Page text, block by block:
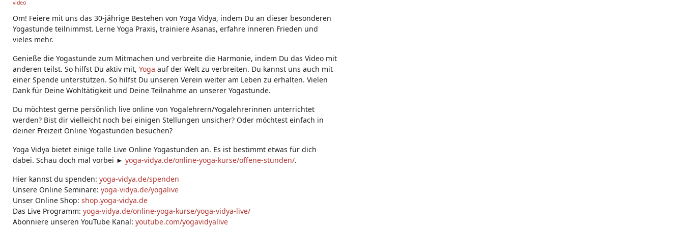
g
video
Om! Feiere mit uns das 30-jährige Bestehen von Yoga Vidya, indem Du an dieser besonderen
Yogastunde teilnimmst. Lerne Yoga Praxis, trainiere Asanas, erfahre inneren Frieden und
vieles mehr.
Genieße die Yogastunde zum Mitmachen und verbreite die Harmonie, indem Du das Video mit
anderen teilst. So hilfst Du aktiv mit, Yoga auf der Welt zu verbreiten. Du kannst uns auch mit
einer Spende unterstützen. So hilfst Du unseren Verein weiter am Leben zu erhalten. Vielen
Dank für Deine Wohltätigkeit und Deine Teilnahme an unserer Yogastunde.
Du möchtest gerne persönlich live online von Yogalehrern/Yogalehrerinnen unterrichtet
werden? Bist dir vielleicht noch bei einigen Stellungen unsicher? Oder möchtest einfach in
deiner Freizeit Online Yogastunden besuchen?
Yoga Vidya bietet einige tolle Live Online Yogastunden an. Es ist bestimmt etwas für dich
dabei. Schau doch mal vorbei ► yoga-vidya.de/online-yoga-kurse/offene-stunden/.
Hier kannst du spenden: yoga-vidya.de/spenden
Unsere Online Seminare: yoga-vidya.de/yogalive
Unser Online Shop: shop.yoga-vidya.de
Das Live Programm: yoga-vidya.de/online-yoga-kurse/yoga-vidya-live/
Abonniere unseren YouTube Kanal: youtube.com/yogavidyalive